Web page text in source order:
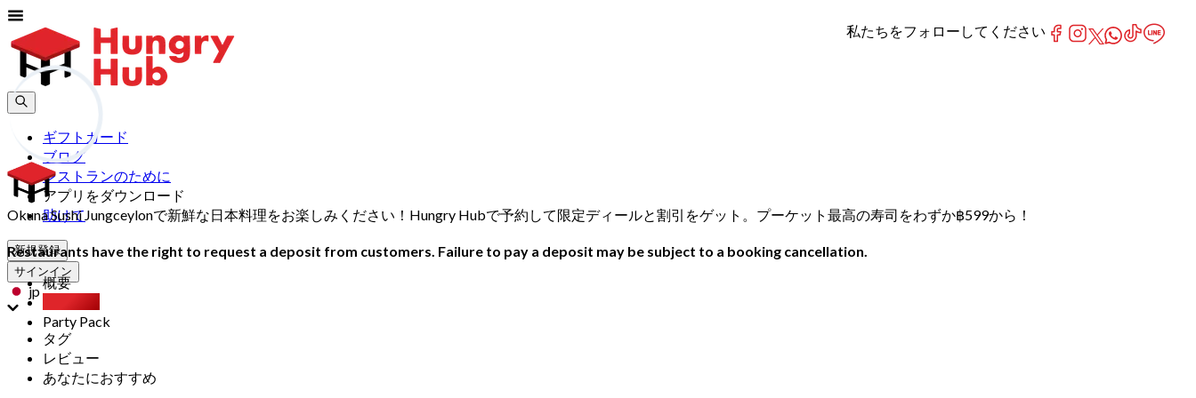
ギフトカード
ブログ
レストランのために
アプリをダウンロード
助けて
新規登録
サインイン
jp
Okuna Sushi Jungceylonで新鮮な日本料理をお楽しみください！Hungry Hubで予約して限定ディールと割引をゲット。プーケット最高の寿司をわずか฿599から！
Restaurants have the right to request a deposit from customers. Failure to pay a deposit may be subject to a booking cancellation.
概要
Party Pack
タグ
レビュー
あなたにおすすめ
私たちをフォローしてください